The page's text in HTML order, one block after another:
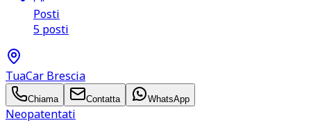
Posti
5 posti
TuaCar Brescia
Chiama Contatta WhatsApp
Neopatentati